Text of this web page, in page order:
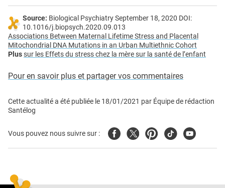
Source: Biological Psychiatry September 18, 2020 DOI:
10.1016/j.biopsych.2020.09.013
Associations Between Maternal Lifetime Stress and Placental
Mitochondrial DNA Mutations in an Urban Multiethnic Cohort
Plussur les Effets du stress chez la mère sur la santé de l’enfant
Pour en savoir plus et partager vos commentaires
Cette actualité a été publiée le 18/01/2021 par Équipe de rédaction
Santélog
Vous pouvez nous suivre sur : FacebookTwitterPinterest
TiktokYoutube